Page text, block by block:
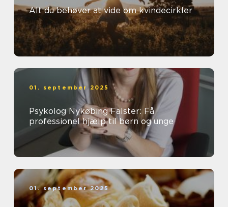
Alt du behøver at vide om kvindecirkler
01. september 2025
Psykolog Nykøbing Falster: Få
professionel hjælp til børn og unge
01. september 2025